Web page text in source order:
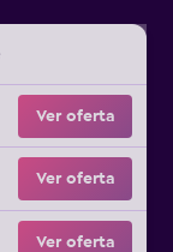
Ver oferta
Ver oferta
Ver oferta